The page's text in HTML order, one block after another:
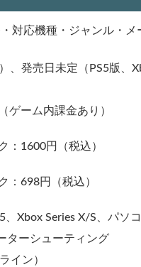
対応機種・ジャンル・メ
、発売日未定（PS5版、
ゲーム内課金あり）
：1600円（税込）
：698円（税込）
Xbox Series X/S、パソ
ターシューティング
イン）